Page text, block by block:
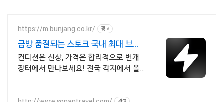
https://m.bunjang.co.kr/ 광고
금방 품절되는 스토크 국내 최대 브랜
드 중고거래
컨디션은 신상, 가격은 합리적으로 번개
장터에서 만나보세요! 전국 각지에서 올